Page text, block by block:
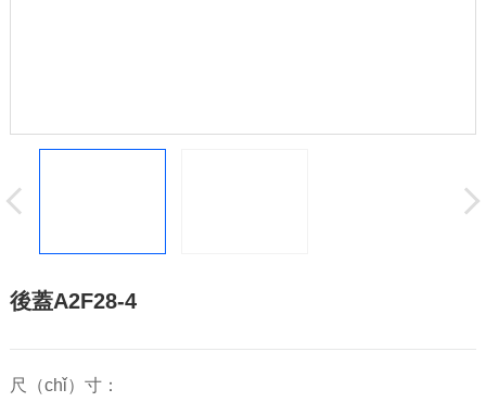
後蓋A2F28-4
尺（chǐ）寸：